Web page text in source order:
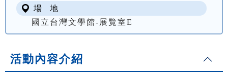
場 地
國立台灣文學館-展覽室E
活動內容介紹